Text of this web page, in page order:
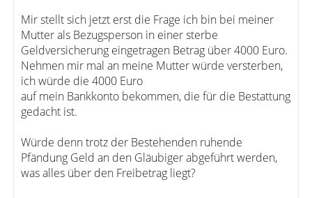
Mir stellt sich jetzt erst die Frage ich bin bei meiner
Mutter als Bezugsperson in einer sterbe
Geldversicherung eingetragen Betrag über 4000 Euro.
Nehmen mir mal an meine Mutter würde versterben,
ich würde die 4000 Euro
auf mein Bankkonto bekommen, die für die Bestattung
gedacht ist.
Würde denn trotz der Bestehenden ruhende
Pfändung Geld an den Gläubiger abgeführt werden,
was alles über den Freibetrag liegt?